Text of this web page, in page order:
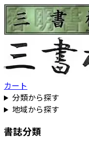
カート
分類から探す
地域から探す
書誌分類